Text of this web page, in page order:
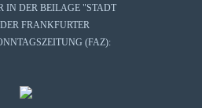
IN DER BEILAGE "STADT
FRANKFURTER
(FAZ):